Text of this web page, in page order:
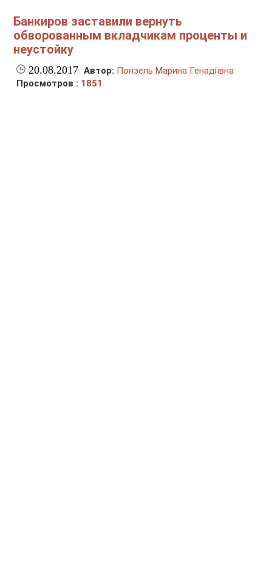
Банкиров заставили вернуть
обворованным вкладчикам проценты и
неустойку
20.08.2017 Автор: Понзель Марина Генадіївна
Просмотров : 1851